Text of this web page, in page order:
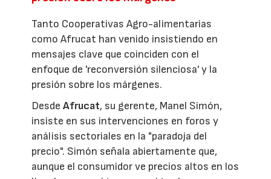
Tanto Cooperativas Agro-alimentarias
como Afrucat han venido insistiendo en
mensajes clave que coinciden con el
enfoque de 'reconversión silenciosa' y la
presión sobre los márgenes.
DesdeAfrucat, su gerente, Manel Simón,
insiste en sus intervenciones en foros y
análisis sectoriales en la "paradoja del
precio". Simón señala abiertamente que,
aunque el consumidor ve precios altos en los